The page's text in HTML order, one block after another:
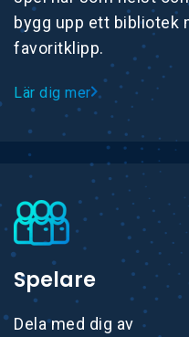
bygg upp ett bibliotek
favoritklipp.
Lär dig mer
Spelare
Dela med dig av